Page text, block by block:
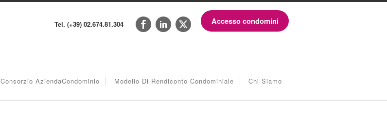
Tel. (+39) 02.674.81.304 Accesso condomini
Consorzio AziendaCondominio Modello Di Rendiconto Condominiale Chi Siamo